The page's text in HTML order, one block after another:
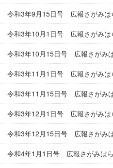
令和3年9月15日号 広報さがみは
令和3年10月1日号 広報さがみは
令和3年10月15日号 広報さがみ
令和3年11月1日号 広報さがみは
令和3年11月15日号 広報さがみ
令和3年12月1日号 広報さがみは
令和3年12月15日号 広報さがみ
令和4年1月1日号 広報さがみはら